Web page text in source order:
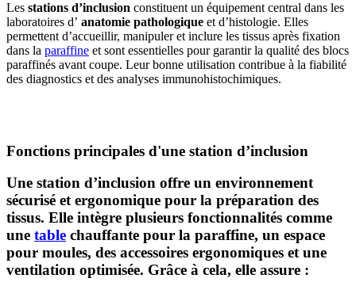
Les stations d’inclusion constituent un équipement central dans les
laboratoires d’ anatomie pathologique et d’histologie. Elles
permettent d’accueillir, manipuler et inclure les tissus après fixation
dans la paraffine et sont essentielles pour garantir la qualité des blocs
paraffinés avant coupe. Leur bonne utilisation contribue à la fiabilité
des diagnostics et des analyses immunohistochimiques.
Fonctions principales d'une station d’inclusion
Une station d’inclusion offre un environnement
sécurisé et ergonomique pour la préparation des
tissus. Elle intègre plusieurs fonctionnalités comme
une table chauffante pour la paraffine, un espace
pour moules, des accessoires ergonomiques et une
ventilation optimisée. Grâce à cela, elle assure :